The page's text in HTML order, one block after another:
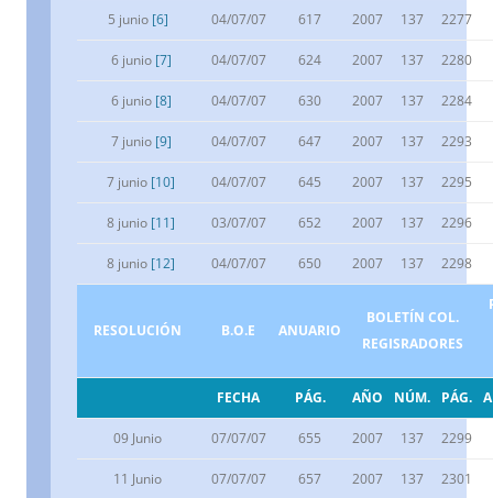
5 junio [6] 04/07/07 617 2007 137 2277
6 junio [7] 04/07/07 624 2007 137 2280
6 junio [8] 04/07/07 630 2007 137 2284
7 junio [9] 04/07/07 647 2007 137 2293
7 junio [10] 04/07/07 645 2007 137 2295
8 junio [11] 03/07/07 652 2007 137 2296
8 junio [12] 04/07/07 650 2007 137 2298
RESOLUCIÓN B.O.E ANUARIO
BOLETÍN COL.
REGISRADORES
FECHA PÁG. AÑO NÚM. PÁG.
09 Junio 07/07/07 655 2007 137 2299
11 Junio 07/07/07 657 2007 137 2301